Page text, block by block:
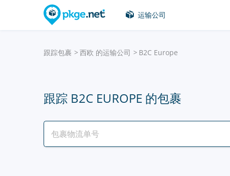
运输公司
跟踪包裹 西欧 的运输公司 B2C Europe
跟踪 B2C EUROPE 的包裹